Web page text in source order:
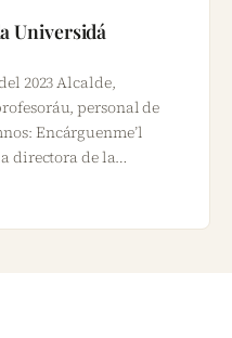
Universidá
2023 Alcalde,
personal de
Encárguenme’l
directora de la…